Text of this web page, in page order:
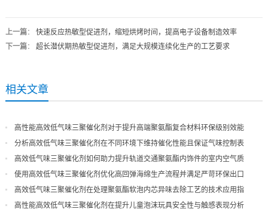
上一篇： 快速反应热敏型促进剂，缩短烘烤时间，提高电子设备制造效率
下一篇： 超长潜伏期热敏型促进剂，满足大规模连续化生产的工艺要求
相关文章
高性能高效低气味三聚催化剂对于提升高端聚氨酯复合材料环保级别效能
分析高效低气味三聚催化剂在不同环境下维持催化性能且保证气味控制表
现
高效低气味三聚催化剂如何助力提升轨道交通聚氨酯内饰件的室内空气质
量
使用高效低气味三聚催化剂优化高回弹海绵生产流程并满足严苛环保出口
高效低气味三聚催化剂在处理聚氨酯软泡内芯异味去除工艺的技术应用指
导
高性能高效低气味三聚催化剂在提升儿童泡沫玩具安全性与触感表现分析